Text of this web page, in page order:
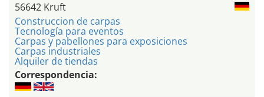
56642 Kruft
Construccion de carpas
Tecnología para eventos
Carpas y pabellones para exposiciones
Carpas industriales
Alquiler de tiendas
Correspondencia: